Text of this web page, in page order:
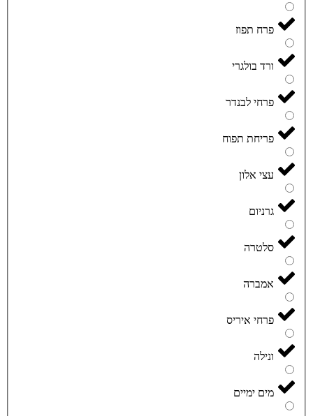
פרח תפוז
ורד בולגרי
פרחי לבנדר
פריחת תפוח
עצי אלון
גרניום
סלטרה
אמברה
פרחי איריס
ונילה
מים ימיים